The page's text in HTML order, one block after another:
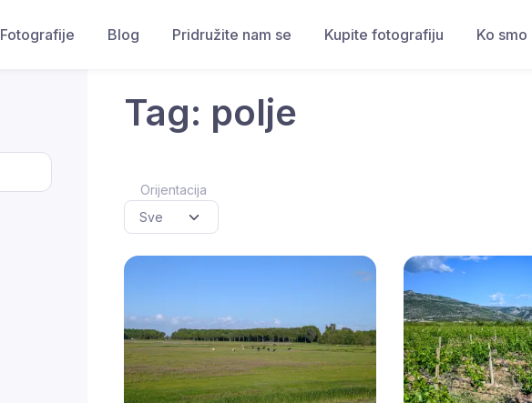
Fotografije Blog Pridružite nam se Kupite fotografiju Ko smo
Tag: polje
Orijentacija